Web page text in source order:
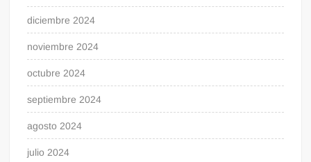
diciembre 2024
noviembre 2024
octubre 2024
septiembre 2024
agosto 2024
julio 2024